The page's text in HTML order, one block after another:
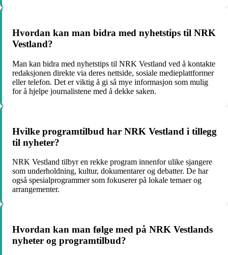
Hvordan kan man bidra med nyhetstips til NRK
Vestland?
Man kan bidra med nyhetstips til NRK Vestland ved å kontakte
redaksjonen direkte via deres nettside, sosiale medieplattformer
eller telefon. Det er viktig å gi så mye informasjon som mulig
for å hjelpe journalistene med å dekke saken.
Hvilke programtilbud har NRK Vestland i tillegg
til nyheter?
NRK Vestland tilbyr en rekke program innenfor ulike sjangere
som underholdning, kultur, dokumentarer og debatter. De har
også spesialprogrammer som fokuserer på lokale temaer og
arrangementer.
Hvordan kan man følge med på NRK Vestlands
nyheter og programtilbud?